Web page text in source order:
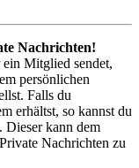
Nachrichten!
Mitglied sendet,
persönlichen
Falls du
erhältst, so kannst du
Dieser kann dem
Nachrichten zu